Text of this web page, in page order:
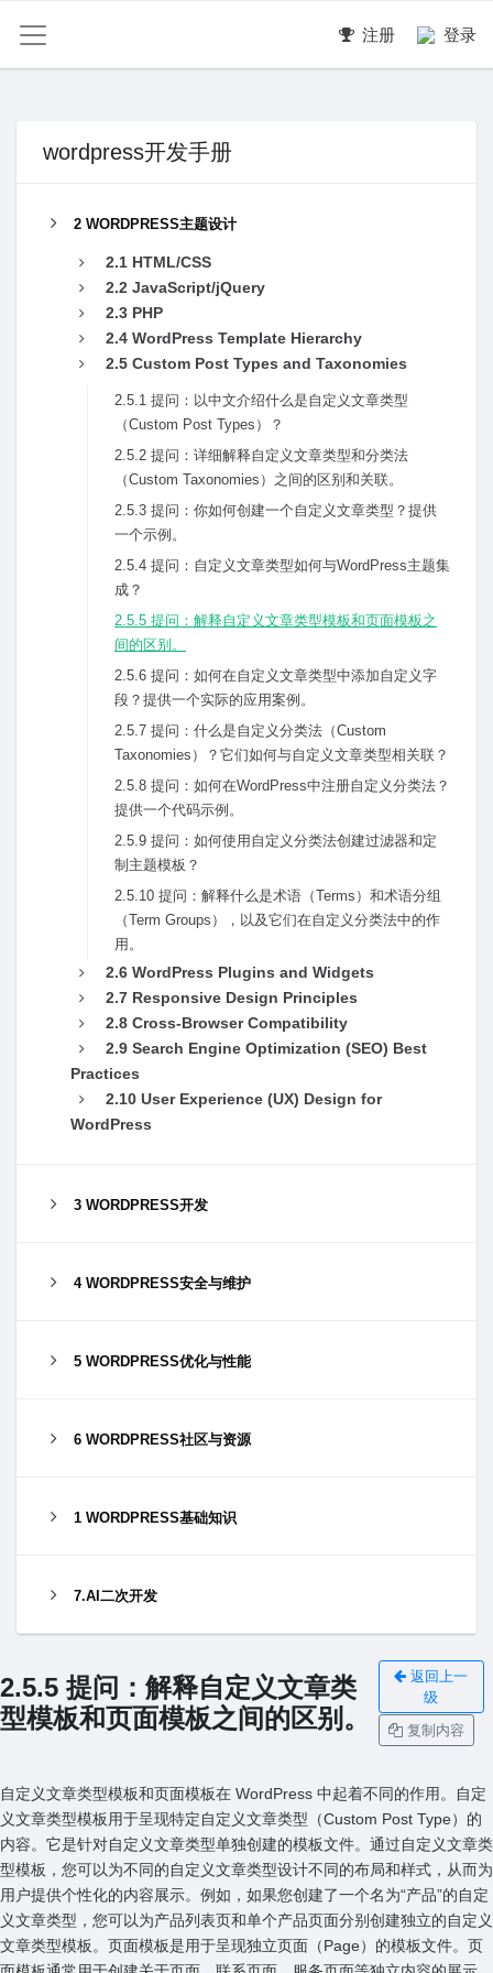
注册 登录
wordpress开发手册
2 WORDPRESS主题设计
2.1 HTML/CSS
2.2 JavaScript/jQuery
2.3 PHP
2.4 WordPress Template Hierarchy
2.5 Custom Post Types and Taxonomies
2.5.1 提问：以中⽂介绍什么是⾃定义⽂章类型
（Custom Post Types）？
2.5.2 提问：详细解释⾃定义⽂章类型和分类法
（Custom Taxonomies）之间的区别和关联。
2.5.3 提问：你如何创建⼀个⾃定义⽂章类型？提供
⼀个⽰例。
2.5.4 提问：⾃定义⽂章类型如何与WordPress主题集
成？
2.5.5 提问：解释⾃定义⽂章类型模板和页⾯模板之
间的区别。
2.5.6 提问：如何在⾃定义⽂章类型中添加⾃定义字
段？提供⼀个实际的应⽤案例。
2.5.7 提问：什么是⾃定义分类法（Custom
Taxonomies）？它们如何与⾃定义⽂章类型相关联？
2.5.8 提问：如何在WordPress中注册⾃定义分类法？
提供⼀个代码⽰例。
2.5.9 提问：如何使⽤⾃定义分类法创建过滤器和定
制主题模板？
2.5.10 提问：解释什么是术语（Terms）和术语分组
（Term Groups），以及它们在⾃定义分类法中的作
⽤。
2.6 WordPress Plugins and Widgets
2.7 Responsive Design Principles
2.8 Cross-Browser Compatibility
2.9 Search Engine Optimization (SEO) Best
Practices
2.10 User Experience (UX) Design for
WordPress
3 WORDPRESS开发
4 WORDPRESS安全与维护
5 WORDPRESS优化与性能
6 WORDPRESS社区与资源
1 WORDPRESS基础知识
7.AI二次开发
2.5.5 提问：解释⾃定义⽂章类
型模板和页⾯模板之间的区别。
返回上一
级
复制内容
⾃定义⽂章类型模板和页⾯模板在 WordPress 中起着不同的作⽤。⾃定
义⽂章类型模板⽤于呈现特定⾃定义⽂章类型（Custom Post Type）的
内容。它是针对⾃定义⽂章类型单独创建的模板⽂件。通过⾃定义⽂章类
型模板，您可以为不同的⾃定义⽂章类型设计不同的布局和样式，从⽽为
⽤户提供个性化的内容展⽰。例如，如果您创建了⼀个名为“产品”的⾃定
义⽂章类型，您可以为产品列表页和单个产品页⾯分别创建独⽴的⾃定义
⽂章类型模板。页⾯模板是⽤于呈现独⽴页⾯（Page）的模板⽂件。页